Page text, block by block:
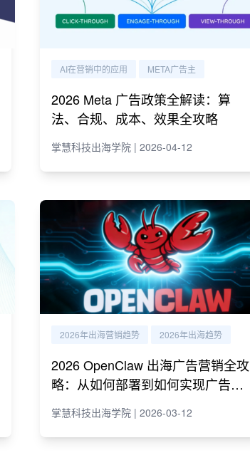
AI在营销中的应用 META广告主
2026 Meta 广告政策全解读：算
法、合规、成本、效果全攻略
掌慧科技出海学院 | 2026-04-12
2026年出海营销趋势 2026年出海趋势
2026 OpenClaw 出海广告营销全攻
略：从如何部署到如何实现广告营
掌慧科技出海学院 | 2026-03-12